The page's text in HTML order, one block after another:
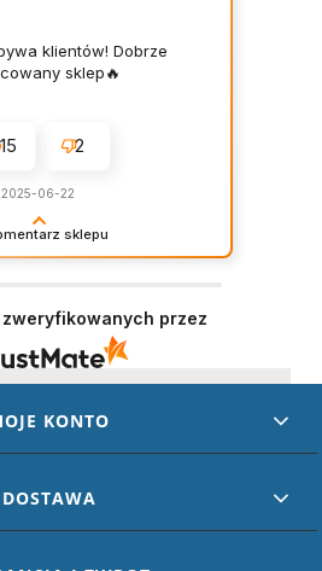
sklepu
Staramy się
oczekiwania kupujących.
Cię ponownie!
klientów! Dobrze
sklep🔥
15 2
2025-06-22
przez
KONTO
DOSTAWA